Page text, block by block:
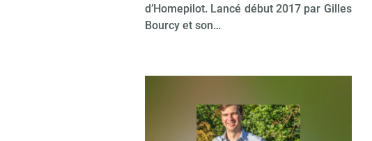
d’Homepilot. Lancé début 2017 par Gilles
Bourcy et son…